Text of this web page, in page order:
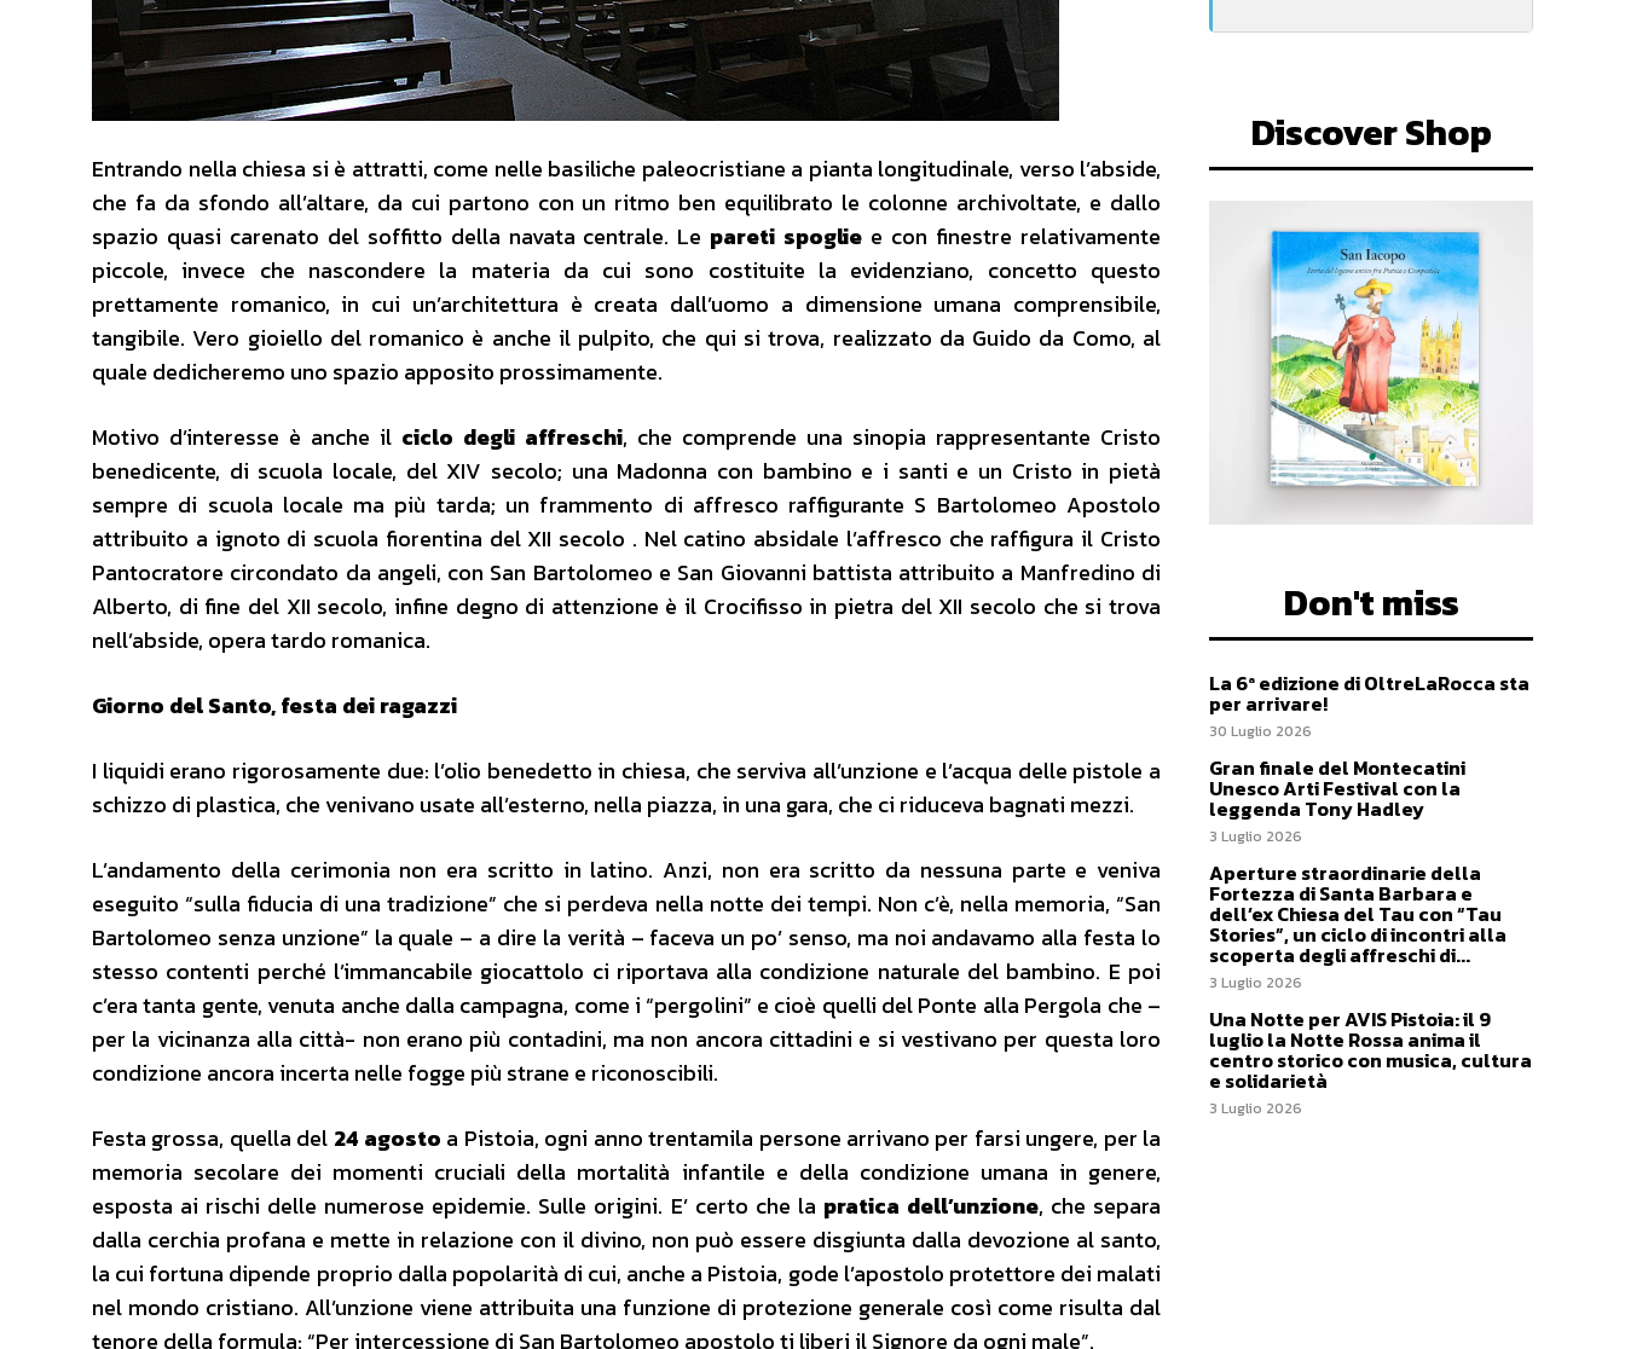
Entrando nella chiesa si è attratti, come nelle basiliche paleocristiane a pianta longitudinale, verso l’abside,
che fa da sfondo all’altare, da cui partono con un ritmo ben equilibrato le colonne archivoltate, e dallo
spazio quasi carenato del soffitto della navata centrale. Le pareti spoglie e con finestre relativamente
piccole, invece che nascondere la materia da cui sono costituite la evidenziano, concetto questo
prettamente romanico, in cui un’architettura è creata dall’uomo a dimensione umana comprensibile,
tangibile. Vero gioiello del romanico è anche il pulpito, che qui si trova, realizzato da Guido da Como, al
quale dedicheremo uno spazio apposito prossimamente.
Motivo d’interesse è anche il ciclo degli affreschi, che comprende una sinopia rappresentante Cristo
benedicente, di scuola locale, del XIV secolo; una Madonna con bambino e i santi e un Cristo in pietà
sempre di scuola locale ma più tarda; un frammento di affresco raffigurante S Bartolomeo Apostolo
attribuito a ignoto di scuola fiorentina del XII secolo . Nel catino absidale l’affresco che raffigura il Cristo
Pantocratore circondato da angeli, con San Bartolomeo e San Giovanni battista attribuito a Manfredino di
Alberto, di fine del XII secolo, infine degno di attenzione è il Crocifisso in pietra del XII secolo che si trova
nell’abside, opera tardo romanica.
Giorno del Santo, festa dei ragazzi
I liquidi erano rigorosamente due: l’olio benedetto in chiesa, che serviva all’unzione e l’acqua delle pistole a
schizzo di plastica, che venivano usate all’esterno, nella piazza, in una gara, che ci riduceva bagnati mezzi.
L’andamento della cerimonia non era scritto in latino. Anzi, non era scritto da nessuna parte e veniva
eseguito “sulla fiducia di una tradizione” che si perdeva nella notte dei tempi. Non c’è, nella memoria, “San
Bartolomeo senza unzione” la quale – a dire la verità – faceva un po’ senso, ma noi andavamo alla festa lo
stesso contenti perché l’immancabile giocattolo ci riportava alla condizione naturale del bambino. E poi
c’era tanta gente, venuta anche dalla campagna, come i “pergolini” e cioè quelli del Ponte alla Pergola che –
per la vicinanza alla città- non erano più contadini, ma non ancora cittadini e si vestivano per questa loro
condizione ancora incerta nelle fogge più strane e riconoscibili.
Festa grossa, quella del 24 agosto a Pistoia, ogni anno trentamila persone arrivano per farsi ungere, per la
memoria secolare dei momenti cruciali della mortalità infantile e della condizione umana in genere,
esposta ai rischi delle numerose epidemie. Sulle origini. E’ certo che la pratica dell’unzione, che separa
dalla cerchia profana e mette in relazione con il divino, non può essere disgiunta dalla devozione al santo,
la cui fortuna dipende proprio dalla popolarità di cui, anche a Pistoia, gode l’apostolo protettore dei malati
nel mondo cristiano. All’unzione viene attribuita una funzione di protezione generale così come risulta dal
tenore della formula: “Per intercessione di San Bartolomeo apostolo ti liberi il Signore da ogni male”.
Discover Shop
Don't miss
La 6ª edizione di OltreLaRocca sta
per arrivare!
30 Luglio 2026
Gran finale del Montecatini
Unesco Arti Festival con la
leggenda Tony Hadley
3 Luglio 2026
Aperture straordinarie della
Fortezza di Santa Barbara e
dell’ex Chiesa del Tau con “Tau
Stories”, un ciclo di incontri alla
scoperta degli affreschi di...
3 Luglio 2026
Una Notte per AVIS Pistoia: il 9
luglio la Notte Rossa anima il
centro storico con musica, cultura
e solidarietà
3 Luglio 2026